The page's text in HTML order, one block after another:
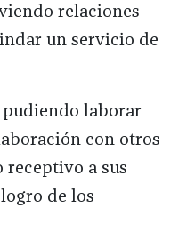
relaciones
un servicio de
pudiendo laborar
con otros
receptivo a sus
de los